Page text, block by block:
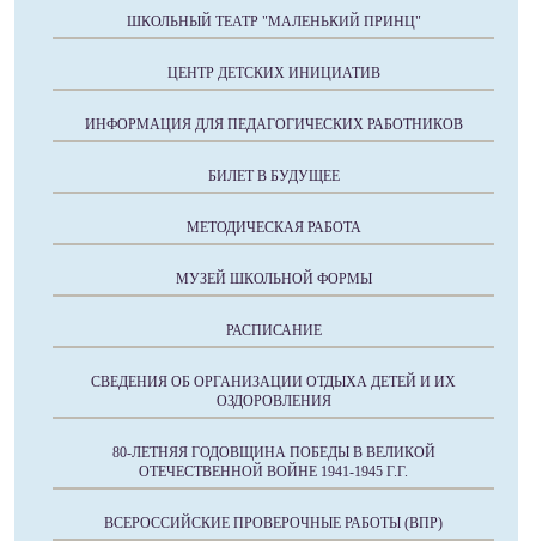
ШКОЛЬНЫЙ ТЕАТР "МАЛЕНЬКИЙ ПРИНЦ"
ЦЕНТР ДЕТСКИХ ИНИЦИАТИВ
ИНФОРМАЦИЯ ДЛЯ ПЕДАГОГИЧЕСКИХ РАБОТНИКОВ
БИЛЕТ В БУДУЩЕЕ
МЕТОДИЧЕСКАЯ РАБОТА
МУЗЕЙ ШКОЛЬНОЙ ФОРМЫ
РАСПИСАНИЕ
СВЕДЕНИЯ ОБ ОРГАНИЗАЦИИ ОТДЫХА ДЕТЕЙ И ИХ
ОЗДОРОВЛЕНИЯ
80-ЛЕТНЯЯ ГОДОВЩИНА ПОБЕДЫ В ВЕЛИКОЙ
ОТЕЧЕСТВЕННОЙ ВОЙНЕ 1941-1945 Г.Г.
ВСЕРОССИЙСКИЕ ПРОВЕРОЧНЫЕ РАБОТЫ (ВПР)